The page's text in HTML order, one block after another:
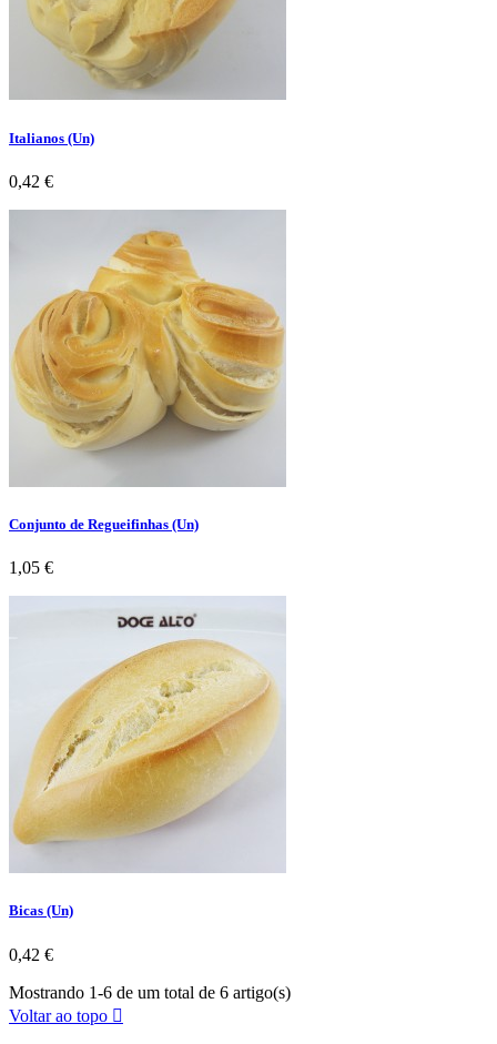
Italianos (Un)
Preço
0,42 €
Conjunto de Regueifinhas (Un)
Preço
1,05 €
Bicas (Un)
Preço
0,42 €
Mostrando 1-6 de um total de 6 artigo(s)
Voltar ao topo 